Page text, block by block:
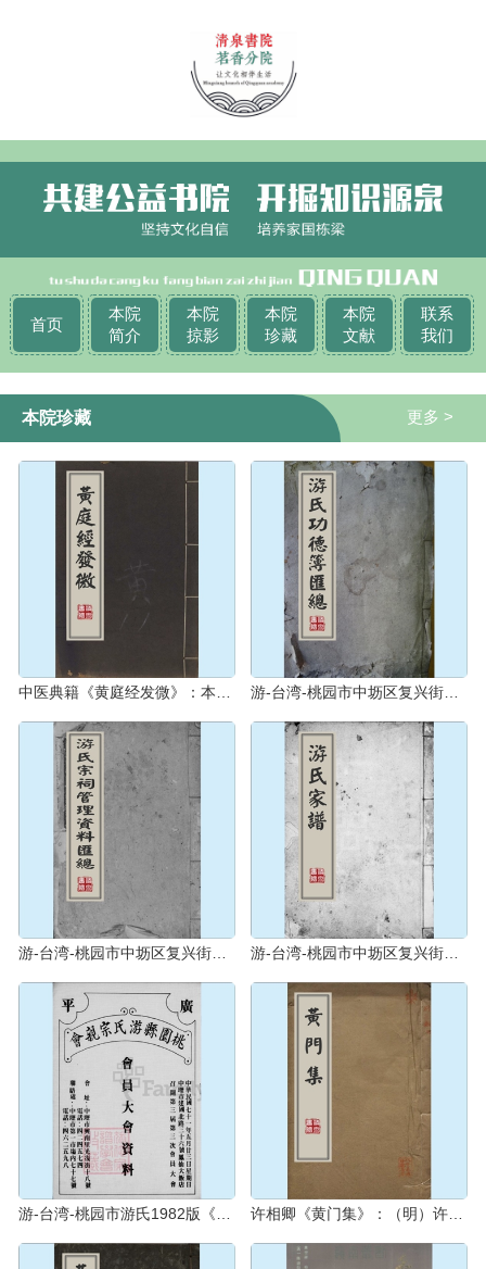
首页
本院
简介
本院
掠影
本院
珍藏
本院
文献
联系
我们
本院珍藏 更多 >
中医典籍《黄庭经发微》：本书是清代医家董德才编注的养生类中医文献，成书于清乾隆五十六年（1791年） 游-台湾-桃园市中坜区复兴街游氏1981版《游氏功德簿汇总》：24位游氏人丁功德簿。王姓改游姓，始祖宝生公
游-台湾-桃园市中坜区复兴街游氏1957版《游氏宗祠管理资料汇总》：王姓改游姓，始祖宝生公（王念八公） 游-台湾-桃园市中坜区复兴街游氏1921版《游氏家谱》：王姓改游姓，始祖宝生公（王念八公），自福建汀州府
游-台湾-桃园市游氏1982版《桃园县游氏宗亲会会员大会资料》：内含“桃园县游氏宗亲会第二届三次会员大会 许相卿《黄门集》：（明）许相卿（1479-1557年）撰，相卿字伯台，号云村，浙江海宁人，正德进士，嘉靖年